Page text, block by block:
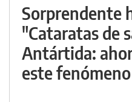
Sorprendente
"Cataratas de
Antártida:
este